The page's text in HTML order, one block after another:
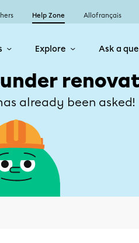
Help Zone Allofrançais
Explore Ask a
under
already been asked!